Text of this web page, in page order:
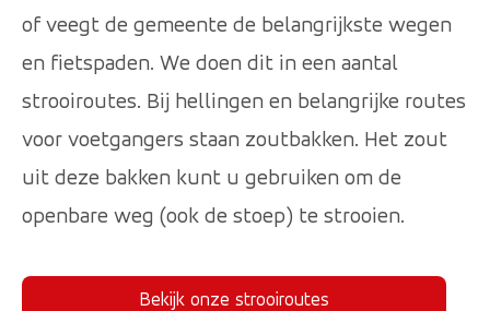
of veegt de gemeente de belangrijkste wegen
en fietspaden. We doen dit in een aantal
strooiroutes. Bij hellingen en belangrijke routes
voor voetgangers staan zoutbakken. Het zout
uit deze bakken kunt u gebruiken om de
openbare weg (ook de stoep) te strooien.
Bekijk onze strooiroutes